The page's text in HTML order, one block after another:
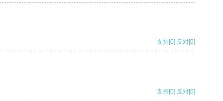
支持[0] 反对[0]
支持[0] 反对[0]